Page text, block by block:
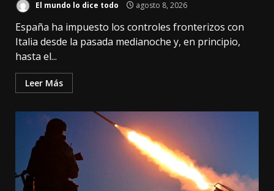
El mundo lo dice todo agosto 8, 2026
España ha impuesto los controles fronterizos con
Italia desde la pasada medianoche y, en principio,
hasta el...
Leer Más